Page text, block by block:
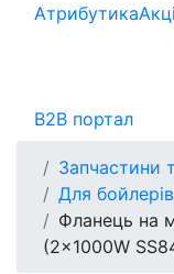
Атрибутика
B2B портал
Запчастини
Для
Фланець на
(2x1000W